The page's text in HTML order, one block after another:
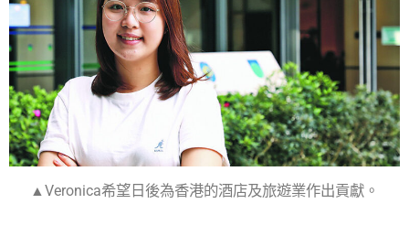
▲Veronica希望日後為香港的酒店及旅遊業作出貢獻。